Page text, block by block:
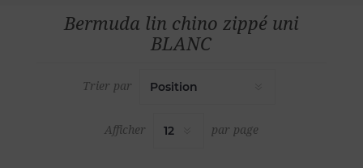
Bermuda lin chino zippé uni
BLANC
Trier par
Afficher par page